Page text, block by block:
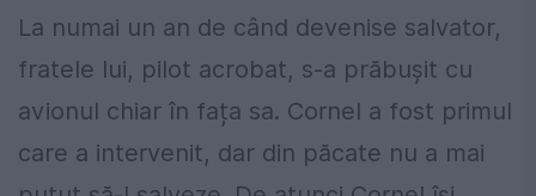
La numai un an de când devenise salvator,
fratele lui, pilot acrobat, s-a prăbușit cu
avionul chiar în fața sa. Cornel a fost primul
care a intervenit, dar din păcate nu a mai